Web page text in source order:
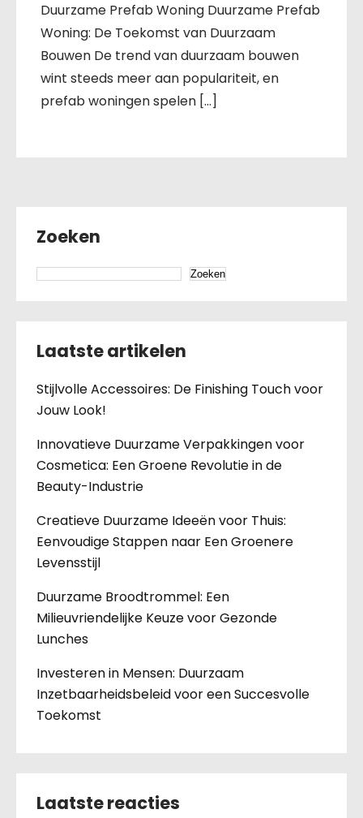
Duurzame Prefab Woning Duurzame Prefab
Woning: De Toekomst van Duurzaam
Bouwen De trend van duurzaam bouwen
wint steeds meer aan populariteit, en
prefab woningen spelen […]
Zoeken
Zoeken
Laatste artikelen
Stijlvolle Accessoires: De Finishing Touch voor
Jouw Look!
Innovatieve Duurzame Verpakkingen voor
Cosmetica: Een Groene Revolutie in de
Beauty-Industrie
Creatieve Duurzame Ideeën voor Thuis:
Eenvoudige Stappen naar Een Groenere
Levensstijl
Duurzame Broodtrommel: Een
Milieuvriendelijke Keuze voor Gezonde
Lunches
Investeren in Mensen: Duurzaam
Inzetbaarheidsbeleid voor een Succesvolle
Toekomst
Laatste reacties